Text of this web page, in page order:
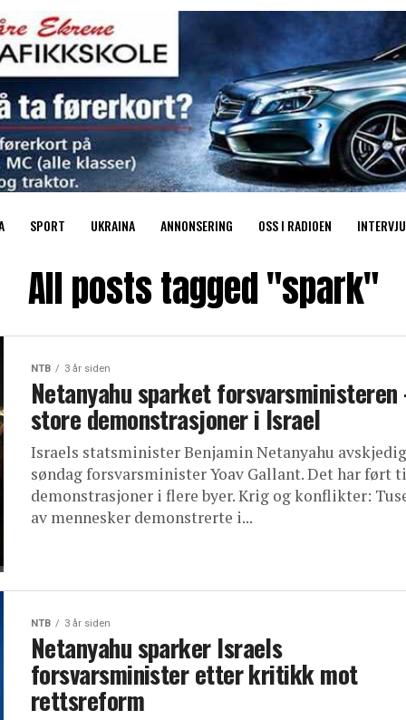
SPORT UKRAINA ANNONSERING OSS I RADIOEN INTERVJU
All posts tagged "spark"
NTB 3 år siden
Netanyahu sparket forsvarsministeren
store demonstrasjoner i Israel
Israels statsminister Benjamin Netanyahu
søndag forsvarsminister Yoav Gallant. Det har ført
demonstrasjoner i flere byer. Krig og konflikter:
av mennesker demonstrerte i...
NTB 3 år siden
Netanyahu sparker Israels
forsvarsminister etter kritikk mot
rettsreform